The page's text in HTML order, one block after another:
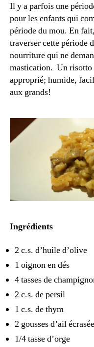
Il y a parfois une
pour les enfants qui
période du mou. En
traverser cette période
nourriture qui ne
mastication. Un risotto
approprié; humide,
aux grands!
Ingrédients
2 c.s. d’huile d’olive
1 oignon en dés
4 tasses de
2 c.s. de persil
1 c.s. de thym
2 gousses d’ail
1/4 tasse d’orge